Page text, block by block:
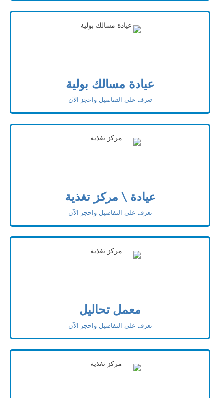
عيادة مسالك بولية
تعرف على التفاصيل واحجز الآن
عيادة \ مركز تغذية
تعرف على التفاصيل واحجز الآن
معمل تحاليل
تعرف على التفاصيل واحجز الآن